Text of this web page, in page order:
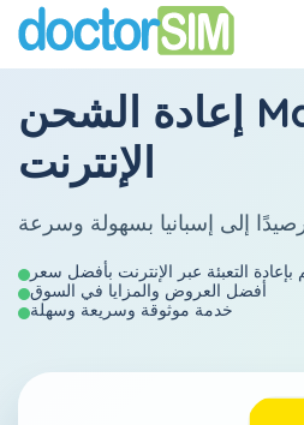
الإنترنت
بإعادة التعبئة عبر الإنترنت بأفضل سعر
أفضل العروض والمزايا في السوق
خدمة موثوقة وسريعة وسهلة